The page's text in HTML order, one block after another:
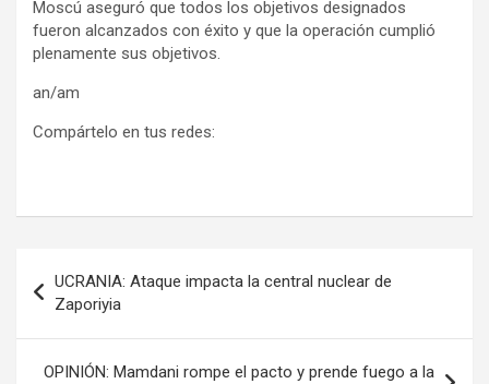
Moscú aseguró que todos los objetivos designados
fueron alcanzados con éxito y que la operación cumplió
plenamente sus objetivos.
an/am
Compártelo en tus redes:
de
entradas
UCRANIA: Ataque impacta la central nuclear de
Zaporiyia
OPINIÓN: Mamdani rompe el pacto y prende fuego a la